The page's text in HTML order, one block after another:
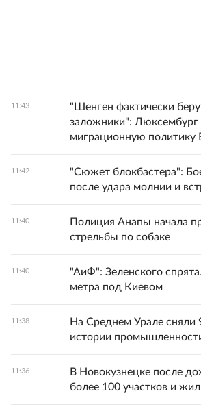
11:43
"Шенген фактически
заложники": Люксембург
миграционную политику
11:42
"Сюжет блокбастера":
после удара молнии и
11:40
Полиция Анапы начала
стрельбы по собаке
11:40
"АиФ": Зеленского
метра под Киевом
11:38
На Среднем Урале сняли
истории
11:36
В Новокузнецке после
более 100 участков и